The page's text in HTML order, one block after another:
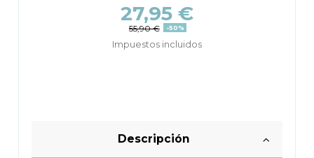
27,95 €
55,90 € -50%
Impuestos incluidos
Descripción